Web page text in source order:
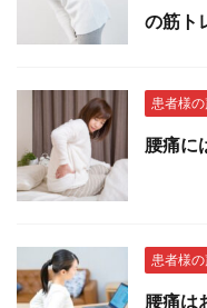
の筋ト
患者様の
腰痛に
患者様の
腰痛は